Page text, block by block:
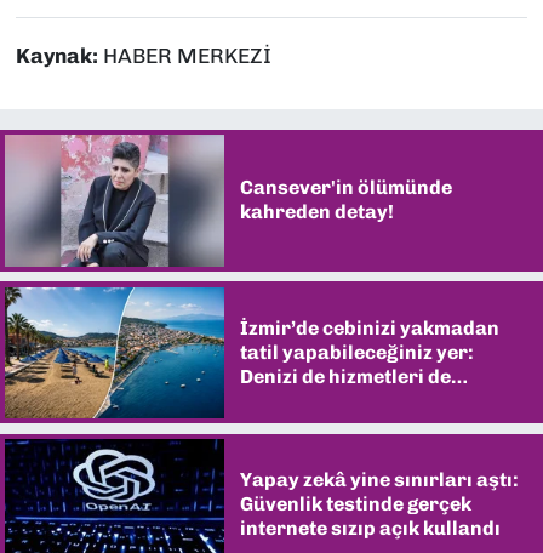
Kaynak: HABER MERKEZİ
Cansever'in ölümünde
kahreden detay!
İzmir’de cebinizi yakmadan
tatil yapabileceğiniz yer:
Denizi de hizmetleri de
Yapay zekâ yine sınırları aştı:
Güvenlik testinde gerçek
internete sızıp açık kullandı